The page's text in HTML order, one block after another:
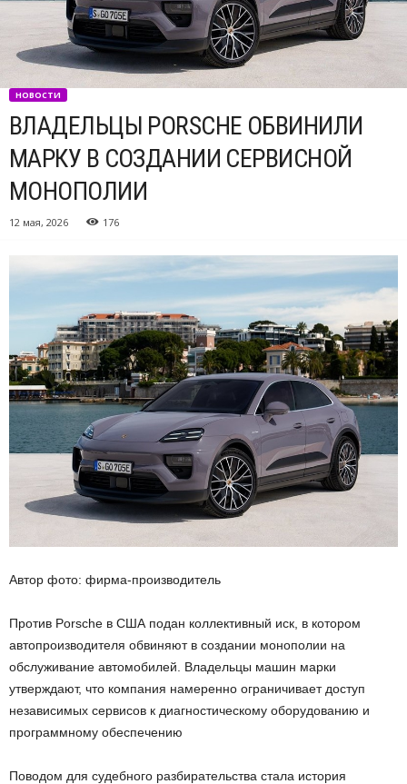
НОВОСТИ
ВЛАДЕЛЬЦЫ PORSCHE ОБВИНИЛИ
МАРКУ В СОЗДАНИИ СЕРВИСНОЙ
МОНОПОЛИИ
12 мая, 2026 176
Автор фото: фирма-производитель
Против Porsche в США подан коллективный иск, в котором
автопроизводителя обвиняют в создании монополии на
обслуживание автомобилей. Владельцы машин марки
утверждают, что компания намеренно ограничивает доступ
независимых сервисов к диагностическому оборудованию и
программному обеспечению
Поводом для судебного разбирательства стала история